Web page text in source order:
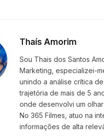
Thaís Amorim
Sou Thais dos Santos
Marketing, especializei-
unindo a análise crítica
trajetória de mais de 5
onde desenvolvi um
No 365 Filmes, atuo na
informações de alta